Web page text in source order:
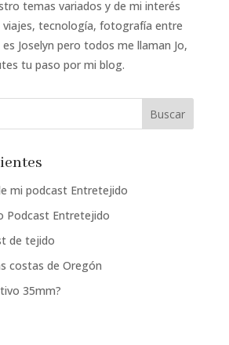
temas variados y de mi interés
viajes, tecnología, fotografía entre
Joselyn pero todos me llaman Jo,
tu paso por mi blog.
mi podcast Entretejido
Podcast Entretejido
de tejido
costas de Oregón
35mm?